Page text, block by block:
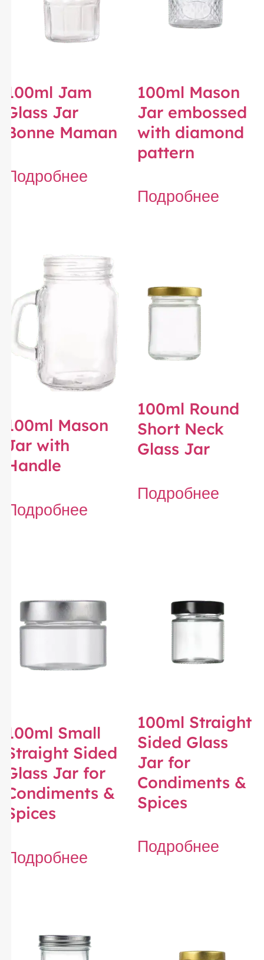
100ml Jam
Glass Jar
Bonne Maman
Подробнее
100ml Mason
Jar embossed
with diamond
pattern
Подробнее
100ml Mason
Jar with
Handle
Подробнее
100ml Round
Short Neck
Glass Jar
Подробнее
100ml Small
Straight Sided
Glass Jar for
Condiments &
Spices
Подробнее
100ml Straight
Sided Glass
Jar for
Condiments &
Spices
Подробнее